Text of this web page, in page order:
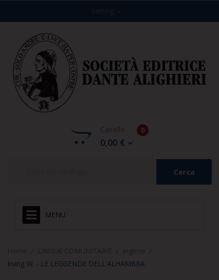
Setting
0
0,00 €
Cerca
MENU
Irving W. - LE LEGGENDE DELL'ALHAMBRA
